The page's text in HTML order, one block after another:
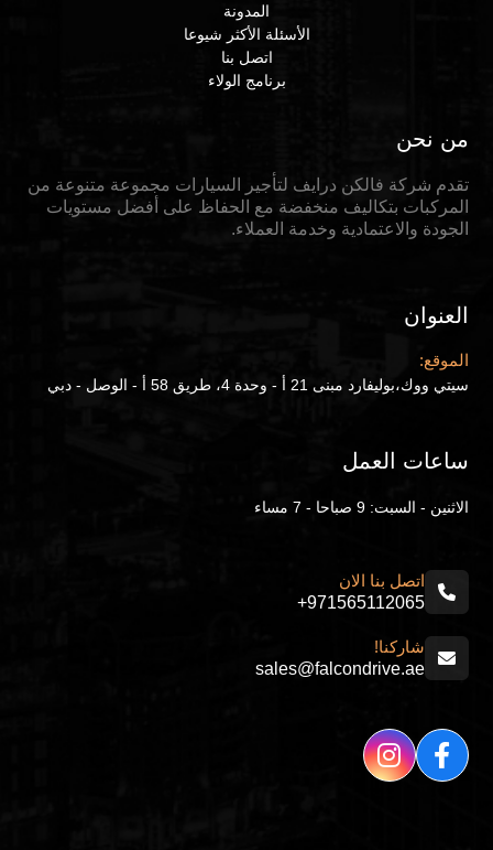
المدونة
الأسئلة الأكثر شيوعا
اتصل بنا
برنامج الولاء
من نحن
تقدم شركة فالكن درايف لتأجير السيارات مجموعة متنوعة من
المركبات بتكاليف منخفضة مع الحفاظ على أفضل مستويات
الجودة والاعتمادية وخدمة العملاء.
العنوان
الموقع:
سيتي ووك،بوليفارد مبنى 21 أ - وحدة 4، طريق 58 أ - الوصل - دبي
ساعات العمل
الاثنين - السبت: 9 صباحا - 7 مساء
اتصل بنا الان
+971565112065
شاركنا!
sales@falcondrive.ae